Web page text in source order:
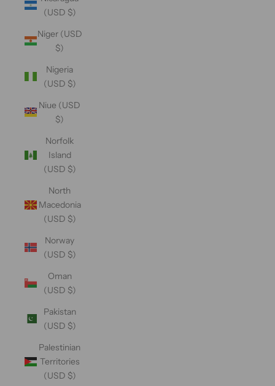
(USD $)
Niger (USD
$)
Nigeria
(USD $)
Niue (USD
$)
Norfolk
Island
(USD $)
North
Macedonia
(USD $)
Norway
(USD $)
Oman
(USD $)
Pakistan
(USD $)
Palestinian
Territories
(USD $)